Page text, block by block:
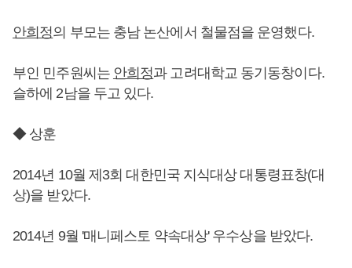
안희정의 부모는 충남 논산에서 철물점을 운영했다.
부인 민주원씨는 안희정과 고려대학교 동기동창이다.
슬하에 2남을 두고 있다.
◆ 상훈
2014년 10월 제3회 대한민국 지식대상 대통령표창(대
상)을 받았다.
2014년 9월 '매니페스토 약속대상' 우수상을 받았다.